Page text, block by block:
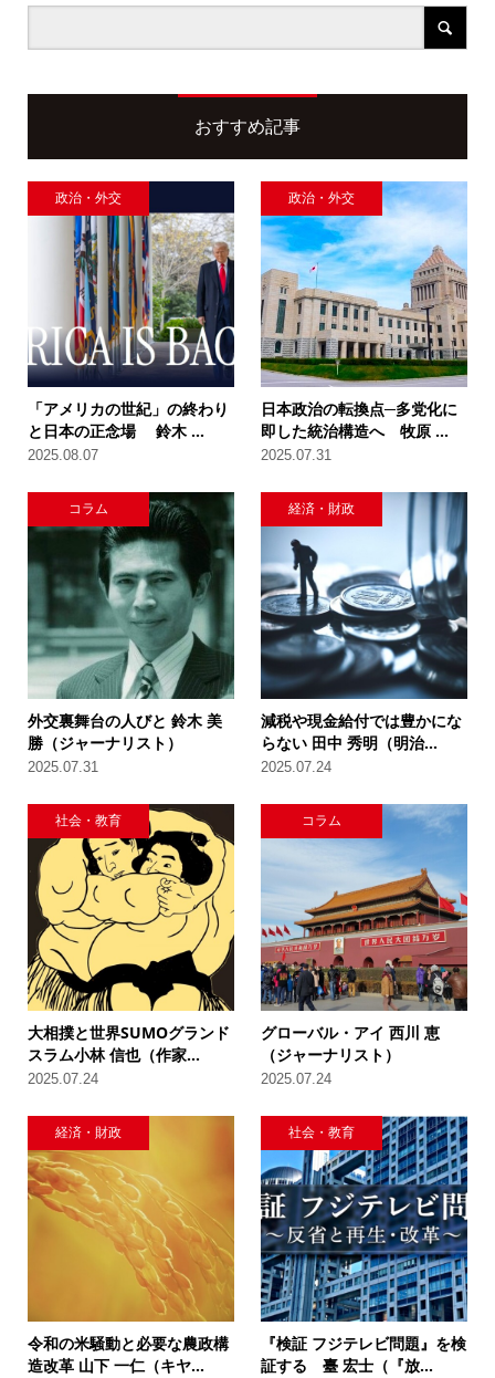
おすすめ記事
政治・外交
「アメリカの世紀」の終わり
と日本の正念場 鈴木 ...
2025.08.07
政治・外交
日本政治の転換点─多党化に
即した統治構造へ 牧原 ...
2025.07.31
コラム
外交裏舞台の人びと 鈴木 美
勝（ジャーナリスト）
2025.07.31
経済・財政
減税や現金給付では豊かにな
らない 田中 秀明（明治...
2025.07.24
社会・教育
大相撲と世界SUMOグランド
スラム小林 信也（作家...
2025.07.24
コラム
グローバル・アイ 西川 恵
（ジャーナリスト）
2025.07.24
経済・財政
令和の米騒動と必要な農政構
造改革 山下 一仁（キヤ...
社会・教育
『検証 フジテレビ問題』を検
証する 臺 宏士（『放...